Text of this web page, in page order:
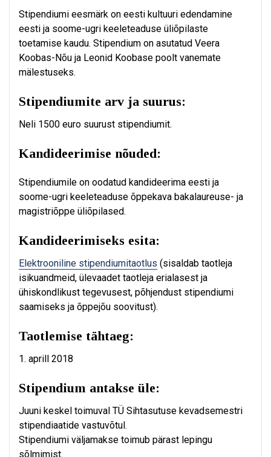
Stipendiumi eesmärk on eesti kultuuri edendamine
eesti ja soome-ugri keeleteaduse üliõpilaste
toetamise kaudu. Stipendium on asutatud Veera
Koobas-Nõu ja Leonid Koobase poolt vanemate
mälestuseks.
Stipendiumite arv ja suurus:
Neli 1500 euro suurust stipendiumit.
Kandideerimise nõuded:
Stipendiumile on oodatud kandideerima eesti ja
soome-ugri keeleteaduse õppekava bakalaureuse- ja
magistriõppe üliõpilased.
Kandideerimiseks esita:
Elektrooniline stipendiumitaotlus (sisaldab taotleja
isikuandmeid, ülevaadet taotleja erialasest ja
ühiskondlikust tegevusest, põhjendust stipendiumi
saamiseks ja õppejõu soovitust).
Taotlemise tähtaeg:
1. aprill 2018
Stipendium antakse üle:
Juuni keskel toimuval TÜ Sihtasutuse kevadsemestri
stipendiaatide vastuvõtul.
Stipendiumi väljamakse toimub pärast lepingu
sõlmimist.